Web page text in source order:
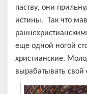
паству, они
истины. Так что
еще одной ногой
христианские.
вырабатывать свой